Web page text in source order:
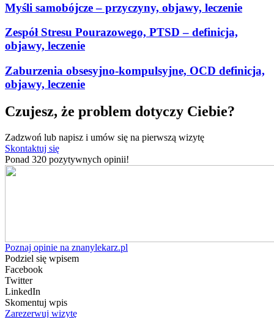
Myśli samobójcze – przyczyny, objawy, leczenie
Zespół Stresu Pourazowego, PTSD – definicja,
objawy, leczenie
Zaburzenia obsesyjno-kompulsyjne, OCD definicja,
objawy, leczenie
Czujesz, że problem dotyczy Ciebie?
Zadzwoń lub napisz i umów się na pierwszą wizytę
Skontaktuj się
Ponad 320 pozytywnych opinii!
Poznaj opinie na znanylekarz.pl
Podziel się wpisem
Facebook
Twitter
LinkedIn
Skomentuj wpis
Zarezerwuj wizytę